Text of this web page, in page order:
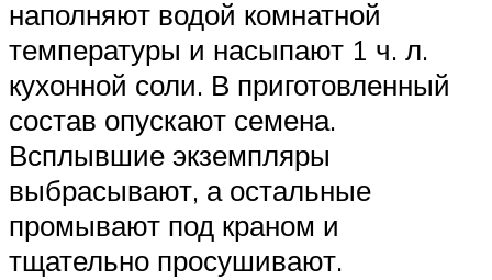
наполняют водой комнатной
температуры и насыпают 1 ч. л.
кухонной соли. В приготовленный
состав опускают семена.
Всплывшие экземпляры
выбрасывают, а остальные
промывают под краном и
тщательно просушивают.